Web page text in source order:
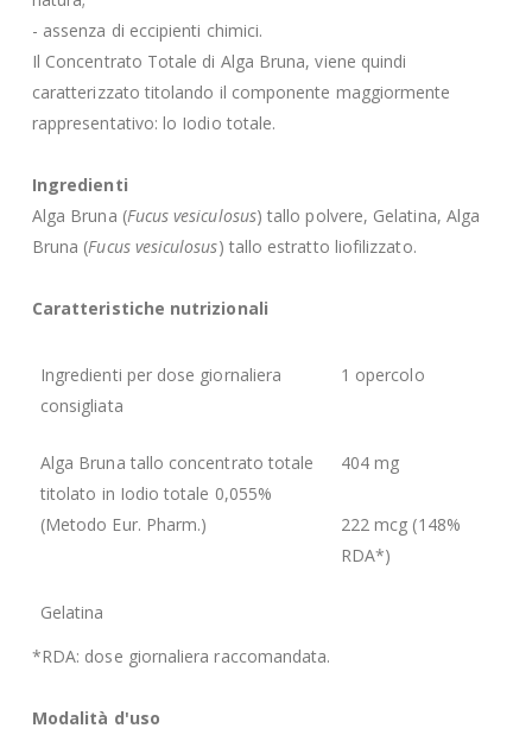
- assenza di eccipienti chimici.
Il Concentrato Totale di Alga Bruna, viene quindi
caratterizzato titolando il componente maggiormente
rappresentativo: lo Iodio totale.
Ingredienti
Alga Bruna (Fucus vesiculosus) tallo polvere, Gelatina, Alga
Bruna (Fucus vesiculosus) tallo estratto liofilizzato.
Caratteristiche nutrizionali
Ingredienti per dose giornaliera
consigliata
1 opercolo
Alga Bruna tallo concentrato totale
titolato in Iodio totale 0,055%
(Metodo Eur. Pharm.)
404 mg
222 mcg (148%
RDA*)
Gelatina
*RDA: dose giornaliera raccomandata.
Modalità d'uso